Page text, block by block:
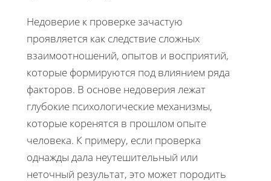
Недоверие к проверке зачастую
проявляется как следствие сложных
взаимоотношений, опытов и восприятий,
которые формируются под влиянием ряда
факторов. В основе недоверия лежат
глубокие психологические механизмы,
которые коренятся в прошлом опыте
человека. К примеру, если проверка
однажды дала неутешительный или
неточный результат, это может породить